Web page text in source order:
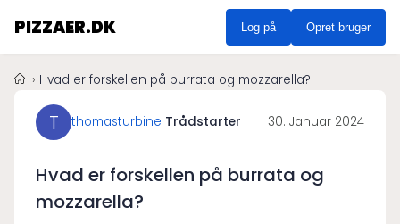
PIZZAER.DK Log på Opret bruger
Hvad er forskellen på burrata og mozzarella?
T thomasturbine Trådstarter 30. Januar 2024
Hvad er forskellen på burrata og
mozzarella?